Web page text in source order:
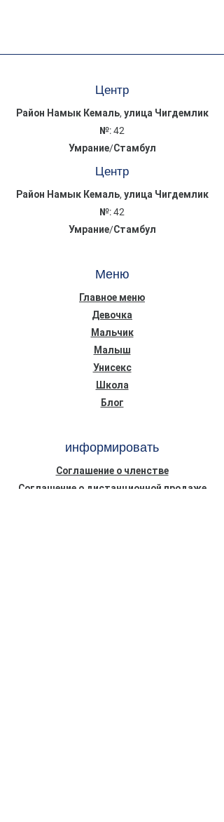
Центр
Район Намык Кемаль, улица Чигдемлик
№: 42
Умрание/Стамбул
Центр
Район Намык Кемаль, улица Чигдемлик
№: 42
Умрание/Стамбул
Меню
Главное меню
Девочка
Мальчик
Малыш
Унисекс
Школа
Блог
информировать
Соглашение о членстве
Соглашение о дистанционной продаже